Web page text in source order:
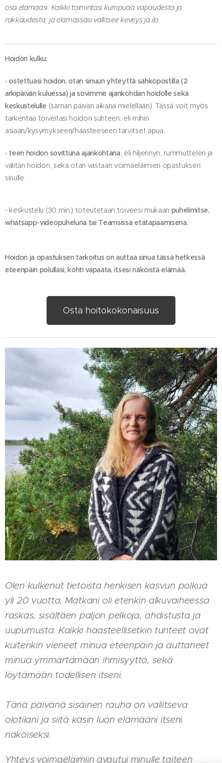
osa elämääsi. Kaikki toimintasi kumpuaa vapaudesta ja
rakkaudesta, ja elämässäsi vallitsee keveys ja ilo.
Hoidon kulku:
-ostettuasi hoidon, otan sinuun yhteyttä sähköpostilla (2
arkipäivän kuluessa) ja sovimme ajankohdan hoidolle sekä
keskustelulle (saman päivän aikana mielellään). Tässä voit myös
tarkentaa toiveitasi hoidon suhteen, eli mihin
asiaan/kysymykseen/haasteeseen tarvitset apua.
- teen hoidon sovittuna ajankohtana, eli hiljennyn, rummuttelen ja
välitän hoidon, sekä otan vastaan voimaeläimien opastuksen
sinulle.
- keskustelu (30 min.) toteutetaan toiveesi mukaan puhelimitse,
whatsapp-videopuheluna tai Teamsissa etätapaamisena.
Hoidon ja opastuksen tarkoitus on auttaa sinua tässä hetkessä
eteenpäin polullasi, kohti vapaata, itsesi näköistä elämää.
Osta hoitokokonaisuus
Olen kulkenut tietoista henkisen kasvun polkua
yli 20 vuotta. Matkani oli etenkin alkuvaiheessa
raskas, sisältäen paljon pelkoja, ahdistusta ja
uupumusta. Kaikki haasteellisetkin tunteet ovat
kuitenkin vieneet minua eteenpäin ja auttaneet
minua ymmärtämään ihmisyyttä, sekä
löytämään todellisen itseni.
Tänä päivänä sisäinen rauha on vallitseva
olotilani ja siitä käsin luon elämääni itseni
näköiseksi.
Yhteys voimaeläimiin avautui minulle taiteen